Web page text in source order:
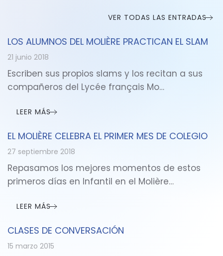
VER TODAS LAS ENTRADAS
LOS ALUMNOS DEL MOLIÈRE PRACTICAN EL SLAM
21 junio 2018
Escriben sus propios slams y los recitan a sus
compañeros del Lycée français Mo…
LEER MÁS
EL MOLIÈRE CELEBRA EL PRIMER MES DE COLEGIO
27 septiembre 2018
Repasamos los mejores momentos de estos
primeros días en Infantil en el Molière…
LEER MÁS
CLASES DE CONVERSACIÓN
15 marzo 2015